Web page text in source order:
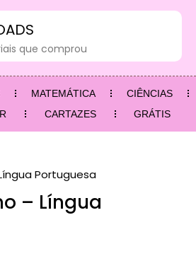
que comprou
MATEMÁTICA
CIÊNCIAS
CARTAZES GRÁTIS
Portuguesa
– Língua